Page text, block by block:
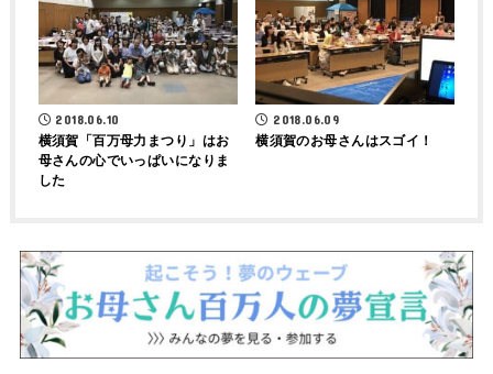
2018.06.10
横須賀「百万母力まつり」はお
母さんの心でいっぱいになりま
した
2018.06.09
横須賀のお母さんはスゴイ！